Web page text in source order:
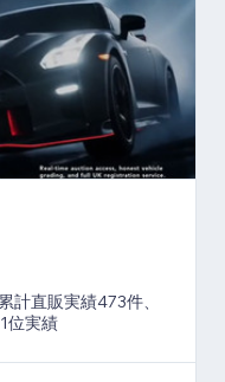
計直販実績473件、
位実績